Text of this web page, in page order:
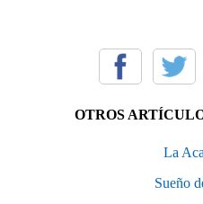
OTROS
La
Sueño